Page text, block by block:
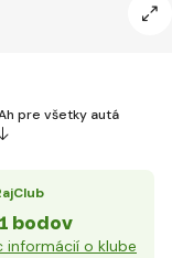
pre všetky autá
bodov
informácií o klube